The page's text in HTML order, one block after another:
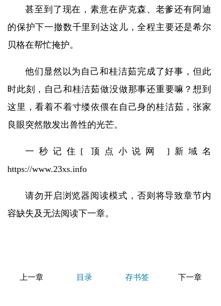
甚至到了现在，素意在萨克森、老爹还有阿迪
的保护下一撤数千里到达这儿，全程主要还是希尔
贝格在帮忙掩护。
他们显然以为自己和桂洁茹完成了好事，但此
时此刻，自己和桂洁茹做没做那事还重要嘛？想到
这里，看着不着寸缕依偎在自己身的桂洁茹，张家
良眼突然散发出兽性的光芒。
一秒记住[ 顶点小说网 ]新域名
https://www.23xs.info
请勿开启浏览器阅读模式，否则将导致章节内
容缺失及无法阅读下一章。
上一章 目录 存书签 下一章